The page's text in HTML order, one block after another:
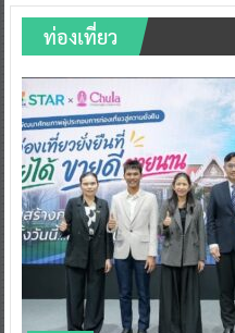
ท่องเที่ยว